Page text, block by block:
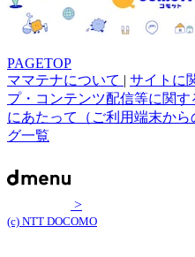
PAGETOP
ママテナについて | サイトに
プ・コンテンツ配信等に関
にあたって（ご利用端末か
グ一覧
>
(c) NTT DOCOMO